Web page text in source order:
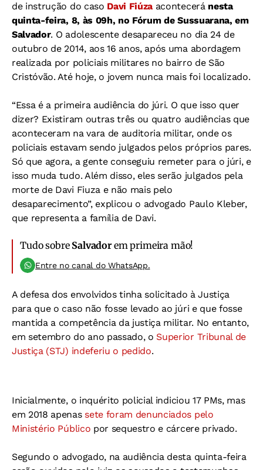
de instrução do caso Davi Fiúza acontecerá nesta
quinta-feira, 8, às 09h, no Fórum de Sussuarana, em
Salvador. O adolescente desapareceu no dia 24 de
outubro de 2014, aos 16 anos, após uma abordagem
realizada por policiais militares no bairro de São
Cristóvão. Até hoje, o jovem nunca mais foi localizado.
“Essa é a primeira audiência do júri. O que isso quer
dizer? Existiram outras três ou quatro audiências que
aconteceram na vara de auditoria militar, onde os
policiais estavam sendo julgados pelos próprios pares.
Só que agora, a gente conseguiu remeter para o júri, e
isso muda tudo. Além disso, eles serão julgados pela
morte de Davi Fiuza e não mais pelo
desaparecimento”, explicou o advogado Paulo Kleber,
que representa a família de Davi.
Tudo sobre Salvadorem primeira mão!
Entre no canal do WhatsApp.
A defesa dos envolvidos tinha solicitado à Justiça
para que o caso não fosse levado ao júri e que fosse
mantida a competência da justiça militar. No entanto,
em setembro do ano passado, o Superior Tribunal de
Justiça (STJ) indeferiu o pedido.
Inicialmente, o inquérito policial indiciou 17 PMs, mas
em 2018 apenas sete foram denunciados pelo
Ministério Público por sequestro e cárcere privado.
Segundo o advogado, na audiência desta quinta-feira